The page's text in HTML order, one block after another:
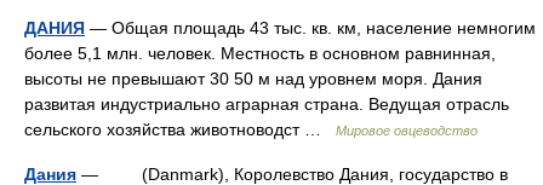
ДАНИЯ — Общая площадь 43 тыс. кв. км, население немногим
более 5,1 млн. человек. Местность в основном равнинная,
высоты не превышают 30 50 м над уровнем моря. Дания
развитая индустриально аграрная страна. Ведущая отрасль
сельского хозяйства животноводст …
Мировое овцеводство
Дания — (Danmark), Королевство Дания, государство в